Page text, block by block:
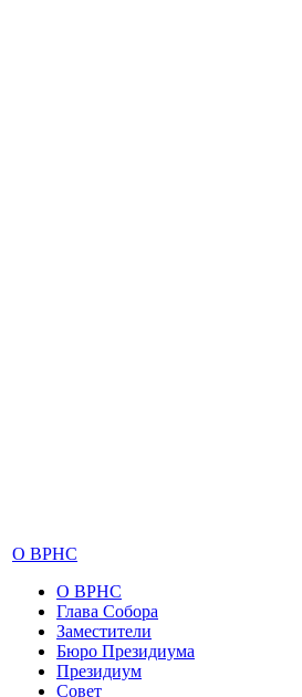
О ВРНС
О ВРНС
Глава Собора
Заместители
Бюро Президиума
Президиум
Совет